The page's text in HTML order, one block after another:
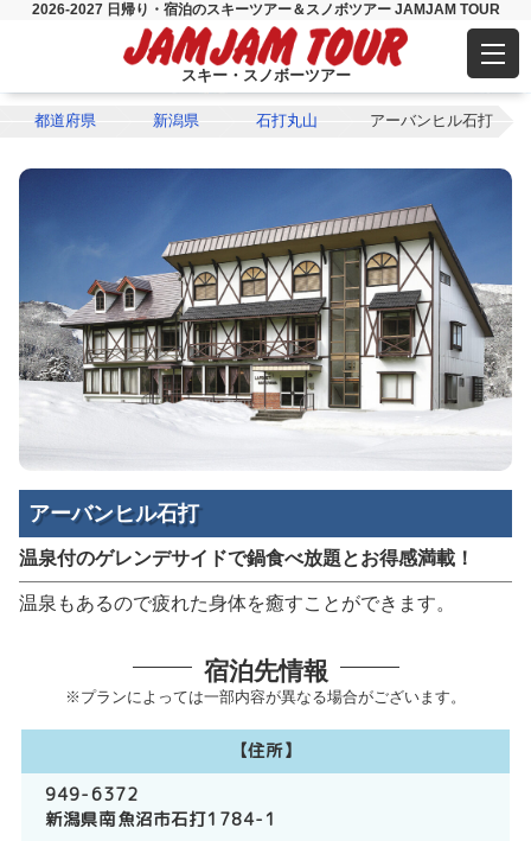
2026-2027 日帰り・宿泊のスキーツアー＆スノボツアー JAMJAM TOUR
スキー・スノボーツアー
都道府県 新潟県 石打丸山 アーバンヒル石打
アーバンヒル石打
温泉付のゲレンデサイドで鍋食べ放題とお得感満載！
温泉もあるので疲れた身体を癒すことができます。
宿泊先情報
※プランによっては一部内容が異なる場合がございます。
【住所】
949-6372
新潟県南魚沼市石打1784-1